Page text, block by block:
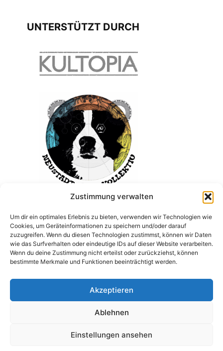
Zustimmung verwalten
Um dir ein optimales Erlebnis zu bieten, verwenden wir Technologien wie
Cookies, um Geräteinformationen zu speichern und/oder darauf
zuzugreifen. Wenn du diesen Technologien zustimmst, können wir Daten
wie das Surfverhalten oder eindeutige IDs auf dieser Website verarbeiten.
Wenn du deine Zustimmung nicht erteilst oder zurückziehst, können
bestimmte Merkmale und Funktionen beeinträchtigt werden.
Akzeptieren
Ablehnen
Einstellungen ansehen
UNTERSTÜTZT DURCH
Impressum
Datenschutzerklärung
Cookie-Richtlinie (EU)